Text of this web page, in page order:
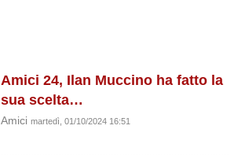
Amici 24, Ilan Muccino ha fatto la
sua scelta…
Amici martedì, 01/10/2024 16:51